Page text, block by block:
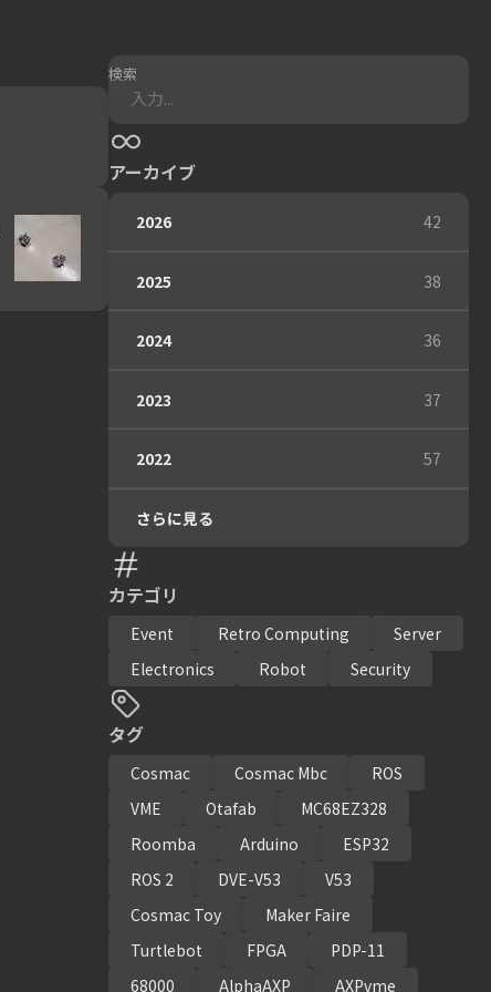
検索
アーカイブ
2026 42
2025 38
2024 36
2023 37
2022 57
さらに見る
カテゴリ
Event Retro Computing
Server
Electronics
Robot Security
タグ
Cosmac Cosmac Mbc
ROS
VME
Otafab
MC68EZ328
Roomba
Arduino
ESP32
ROS 2
DVE-V53
V53
Cosmac Toy
Maker Faire
Turtlebot
FPGA
PDP-11
68000
AlphaAXP AXPvme